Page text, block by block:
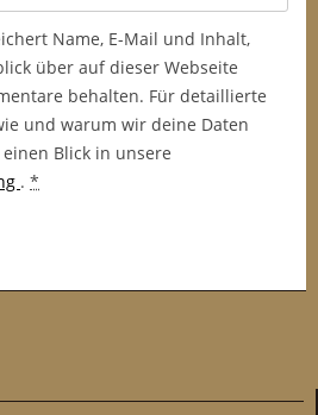
Name, E-Mail und Inhalt,
über auf dieser Webseite
behalten. Für detaillierte
und warum wir deine Daten
Blick in unsere
. *